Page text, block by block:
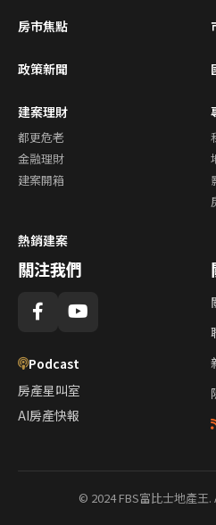
房市焦點
政策新聞
建案理財
都更危老
金融理財
建案開箱
熱銷建案
關注我們
Podcast
房產星叫室
AI房產快報
© 2024 FBS富比士地產王